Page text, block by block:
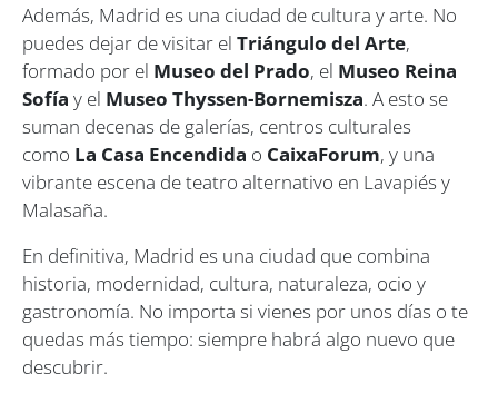
Además, Madrid es una ciudad de cultura y arte. No
puedes dejar de visitar el Triángulo del Arte,
formado por el Museo del Prado, el Museo Reina
Sofía y el Museo Thyssen-Bornemisza. A esto se
suman decenas de galerías, centros culturales
como La Casa Encendida o CaixaForum, y una
vibrante escena de teatro alternativo en Lavapiés y
Malasaña.
En definitiva, Madrid es una ciudad que combina
historia, modernidad, cultura, naturaleza, ocio y
gastronomía. No importa si vienes por unos días o te
quedas más tiempo: siempre habrá algo nuevo que
descubrir.